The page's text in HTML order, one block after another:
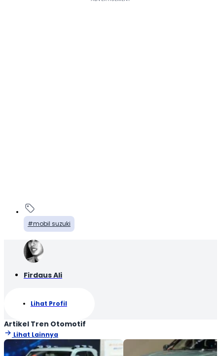
mobil suzuki
Firdaus Ali
Lihat Profil
Artikel Tren Otomotif
Lihat Lainnya